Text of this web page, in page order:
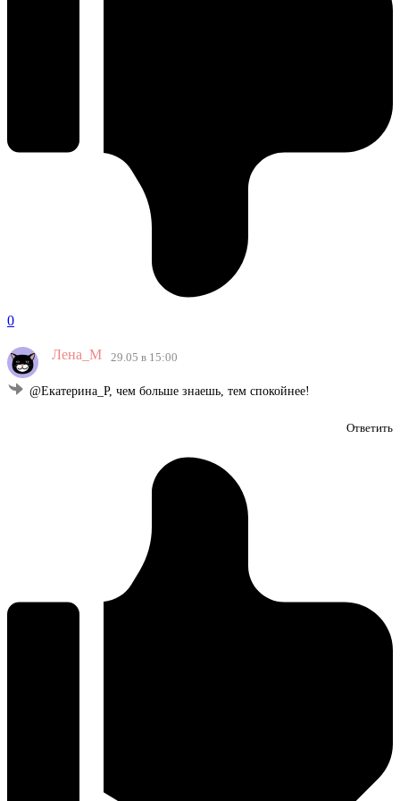
0
Лена_М 29.05 в 15:00
@Екатерина_Р, чем больше знаешь, тем спокойнее!
Ответить